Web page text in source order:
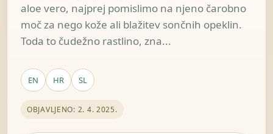
aloe vero, najprej pomislimo na njeno čarobno
moč za nego kože ali blažitev sončnih opeklin.
Toda to čudežno rastlino, zna...
EN HR SL
OBJAVLJENO: 2. 4. 2025.